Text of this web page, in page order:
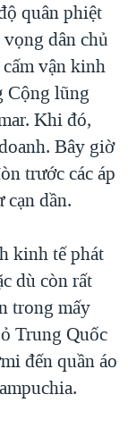
quân phiệt
dân chủ
vận kinh
Cộng lũng
Khi đó,
Bây giờ
trước các áp
dần.
kinh tế phát
dù còn rất
trong mấy
Trung Quốc
đến quần áo